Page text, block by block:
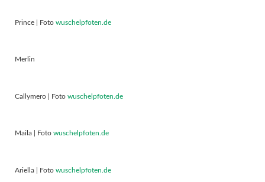
Prince | Foto wuschelpfoten.de
Merlin
Callymero | Foto wuschelpfoten.de
Maila | Foto wuschelpfoten.de
Ariella | Foto wuschelpfoten.de